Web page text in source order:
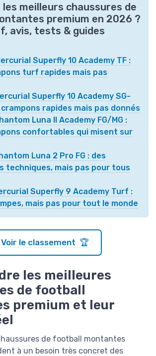
les meilleurs chaussures de
premium en 2026 ?
avis, tests & guides
Superfly 10 Academy TF :
turf rapides mais pas
Superfly 10 Academy SG-
crampons rapides mais pas donnés
Luna II Academy FG/MG :
confortables qui misent sur
Luna 2 Pro FG : des
techniques, mais pas pour tous
Superfly 9 Academy Turf :
mais pas pour tout le monde
Voir le classement 🏆
les meilleures
de football
premium et leur
de football montantes
à un besoin très concret des